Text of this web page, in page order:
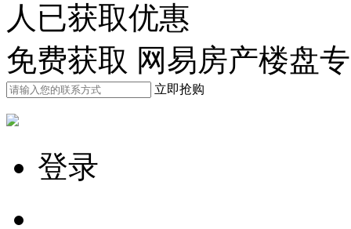
人已获取优惠
免费获取 网易房产楼盘
立即抢购
登录